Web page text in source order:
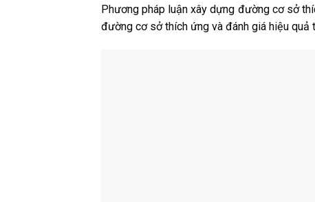
Phương pháp luận xây dựng đường cơ sở
đường cơ sở thích ứng và đánh giá hiệu quả